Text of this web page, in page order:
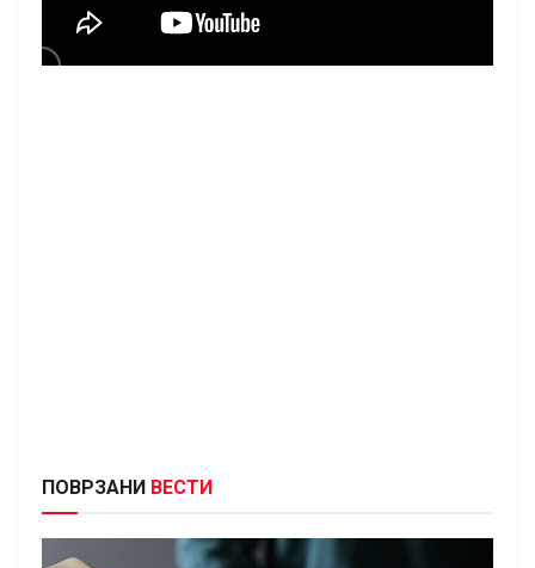
ПОВРЗАНИ ВЕСТИ